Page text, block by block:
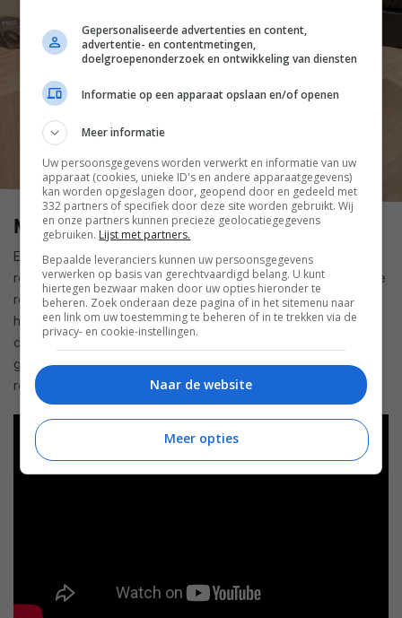
Min: als je huisdier heeft gepoept
Er zijn Roomba’s met poepdetectie, maar de meeste
robotstofzuigers hebben die luxe niet. Het kan dus zijn dat je
robotstofzuiger juist een grotere troep maakt in zijn weg om
het juist schoon te maken. Dat stinkt, dat ziet er niet uit en
dat kost je juist meer tijd dan als je zelf even had
gestofzuigd. Plus, je moet ook de stofzuiger zelf heel goed
reinigen en soms zitten de uitwerpselen werkelijk overal.
Gepersonaliseerde advertenties en content,
advertentie- en contentmetingen,
doelgroepenonderzoek en ontwikkeling van diensten
Informatie op een apparaat opslaan en/of openen
Meer informatie
Uw persoonsgegevens worden verwerkt en informatie van uw
apparaat (cookies, unieke ID's en andere apparaatgegevens)
kan worden opgeslagen door, geopend door en gedeeld met
332 partners of specifiek door deze site worden gebruikt. Wij
en onze partners kunnen precieze geolocatiegegevens
gebruiken. Lijst met partners.
Bepaalde leveranciers kunnen uw persoonsgegevens
verwerken op basis van gerechtvaardigd belang. U kunt
hiertegen bezwaar maken door uw opties hieronder te
beheren. Zoek onderaan deze pagina of in het sitemenu naar
een link om uw toestemming te beheren of in te trekken via de
privacy- en cookie-instellingen.
Naar de website
Meer opties